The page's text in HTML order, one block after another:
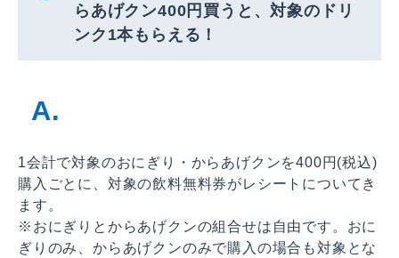
らあげクン400円買うと、対象のドリ
ンク1本もらえる！
1会計で対象のおにぎり・からあげクンを400円(税込)
購入ごとに、対象の飲料無料券がレシートについてき
ます。
※おにぎりとからあげクンの組合せは自由です。おに
ぎりのみ、からあげクンのみで購入の場合も対象とな